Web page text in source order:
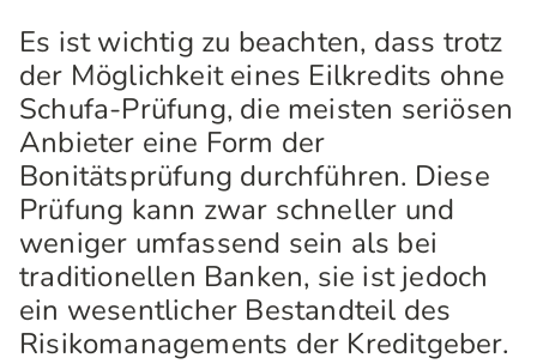
Es ist wichtig zu beachten, dass trotz
der Möglichkeit eines Eilkredits ohne
Schufa-Prüfung, die meisten seriösen
Anbieter eine Form der
Bonitätsprüfung durchführen. Diese
Prüfung kann zwar schneller und
weniger umfassend sein als bei
traditionellen Banken, sie ist jedoch
ein wesentlicher Bestandteil des
Risikomanagements der Kreditgeber.